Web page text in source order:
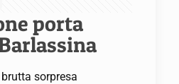
porta
sorpresa